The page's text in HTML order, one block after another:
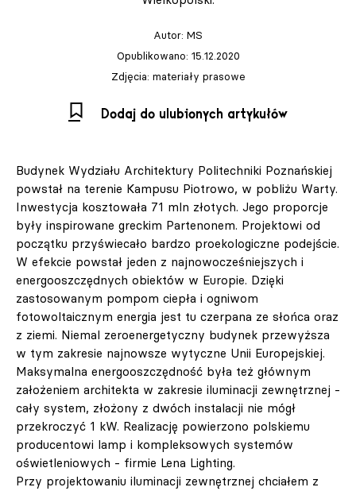
Autor: MS
Opublikowano: 15.12.2020
Zdjęcia: materiały prasowe
Dodaj do ulubionych artykułów
Budynek Wydziału Architektury Politechniki Poznańskiej
powstał na terenie Kampusu Piotrowo, w pobliżu Warty.
Inwestycja kosztowała 71 mln złotych. Jego proporcje
były inspirowane greckim Partenonem. Projektowi od
początku przyświecało bardzo proekologiczne podejście.
W efekcie powstał jeden z najnowocześniejszych i
energooszczędnych obiektów w Europie. Dzięki
zastosowanym pompom ciepła i ogniwom
fotowoltaicznym energia jest tu czerpana ze słońca oraz
z ziemi. Niemal zeroenergetyczny budynek przewyższa
w tym zakresie najnowsze wytyczne Unii Europejskiej.
Maksymalna energooszczędność była też głównym
założeniem architekta w zakresie iluminacji zewnętrznej -
cały system, złożony z dwóch instalacji nie mógł
przekroczyć 1 kW. Realizację powierzono polskiemu
producentowi lamp i kompleksowych systemów
oświetleniowych - firmie Lena Lighting.
Przy projektowaniu iluminacji zewnętrznej chciałem z